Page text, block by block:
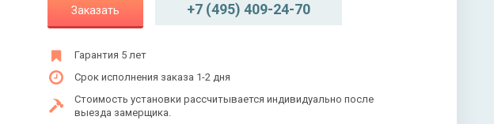
Заказать +7 (495) 409-24-70
Гарантия 5 лет
Срок исполнения заказа 1-2 дня
Стоимость установки рассчитывается индивидуально после
выезда замерщика.